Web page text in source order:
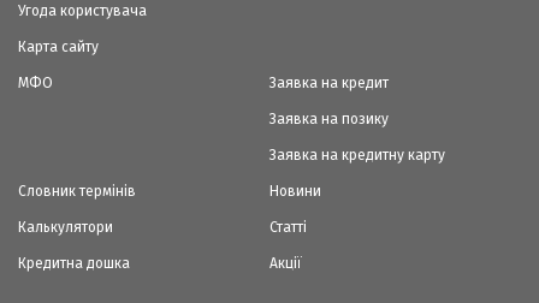
Угода користувача
Карта сайту
МФО Заявка на кредит
Заявка на позику
Заявка на кредитну карту
Словник термінів
Калькулятори
Кредитна дошка
Новини
Статті
Акції